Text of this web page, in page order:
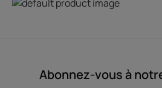
Abonnez-vous à